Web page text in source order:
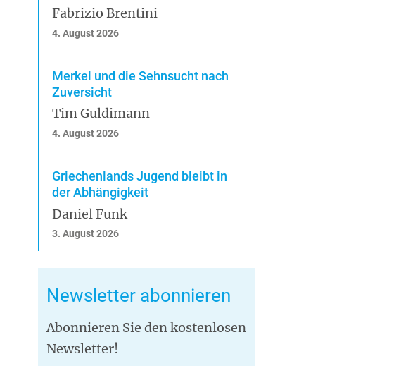
Fabrizio Brentini
4. August 2026
Merkel und die Sehnsucht nach
Zuversicht
Tim Guldimann
4. August 2026
Griechenlands Jugend bleibt in
der Abhängigkeit
Daniel Funk
3. August 2026
Newsletter abonnieren
Abonnieren Sie den kostenlosen
Newsletter!